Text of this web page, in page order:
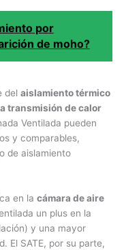
por
de moho?
del aislamiento térmico
transmisión de calor
Ventilada pueden
y comparables,
de aislamiento
en la cámara de aire
un plus en la
y una mayor
El SATE, por su parte,